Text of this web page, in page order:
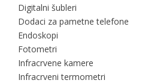
Digitalni šubleri
Dodaci za pametne telefone
Endoskopi
Fotometri
Infracrvene kamere
Infracrveni termometri